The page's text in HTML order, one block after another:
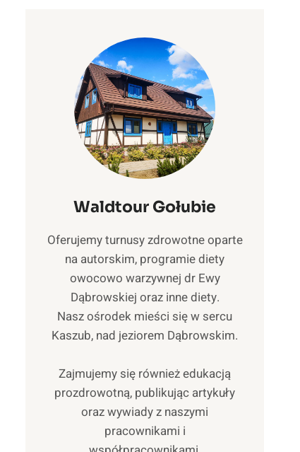
Waldtour Gołubie
Oferujemy turnusy zdrowotne oparte
na autorskim, programie diety
owocowo warzywnej dr Ewy
Dąbrowskiej oraz inne diety.
Nasz ośrodek mieści się w sercu
Kaszub, nad jeziorem Dąbrowskim.
Zajmujemy się również edukacją
prozdrowotną, publikując artykuły
oraz wywiady z naszymi
pracownikami i